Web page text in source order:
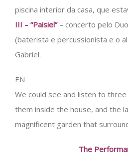
piscina interior da casa, que
III – “Paisiel”– concerto pelo
(baterista e percussionista e o
Gabriel.
EN
We could see and listen to
them inside the house, and the
magnificent garden that
The